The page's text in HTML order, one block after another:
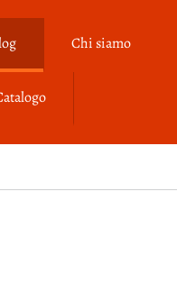
Chi siamo